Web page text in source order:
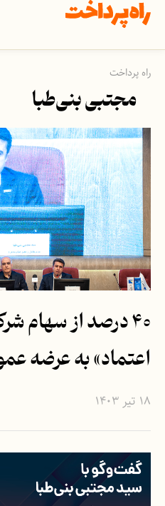
راه پرداخت
مجتبی بنی‌طبا
۴۰ درصد از سهام
اعتماد» به عرضه
۱۸ تیر ۱۴۰۳